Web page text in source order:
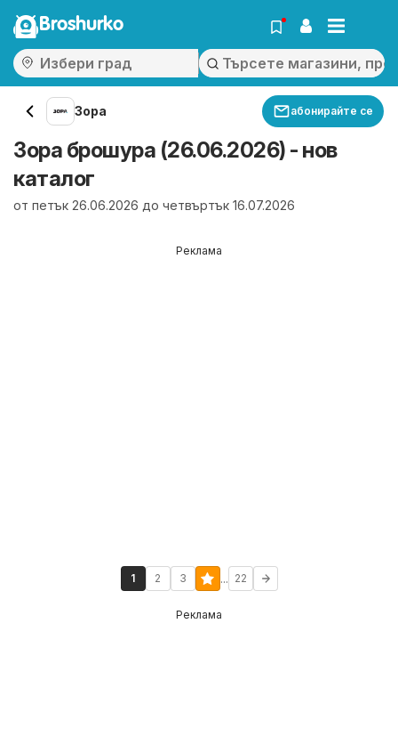
Broshurko
Зора абонирайте се
Зора брошура (26.06.2026) - нов
каталог
от петък 26.06.2026 до четвъртък 16.07.2026
Реклама
1 2 3 ... 22
Реклама